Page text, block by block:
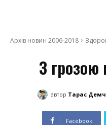
Архів новин 2006-2018
З грозою
автор Тарас
Facebook